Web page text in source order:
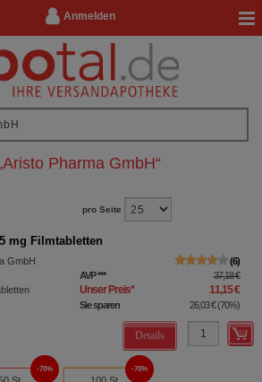
Anmelden
Aristo Pharma GmbH“
pro Seite
mg Filmtabletten
GmbH
6
AVP*** 37,18 €
Unser Preis* 11,15 €
Sie sparen 26,03 €(70%)
Details
70% 70%